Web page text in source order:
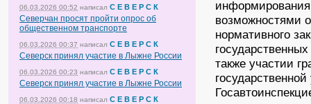
06.03.2026 00:52 написал С Е В Е Р С К
Северчан просят пройти опрос об
общественном транспорте
06.03.2026 00:37 написал С Е В Е Р С К
Северск принял участие в Лыжне России
06.03.2026 00:23 написал С Е В Е Р С К
Северск принял участие в Лыжне России
06.03.2026 00:18 написал С Е В Е Р С К
возможностями
нормативного
также участии